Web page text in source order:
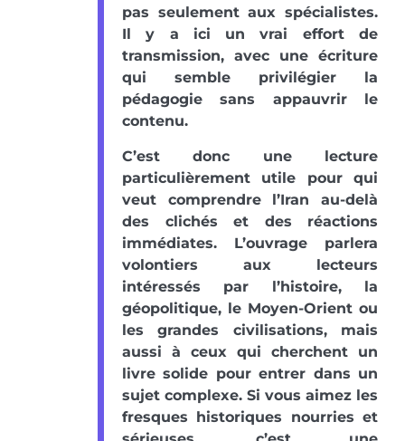
pas seulement aux spécialistes.
Il y a ici un vrai effort de
transmission, avec une écriture
qui semble privilégier la
pédagogie sans appauvrir le
contenu.
C’est donc une lecture
particulièrement utile pour qui
veut comprendre l’Iran au-delà
des clichés et des réactions
immédiates. L’ouvrage parlera
volontiers aux lecteurs
intéressés par l’histoire, la
géopolitique, le Moyen-Orient ou
les grandes civilisations, mais
aussi à ceux qui cherchent un
livre solide pour entrer dans un
sujet complexe. Si vous aimez les
fresques historiques nourries et